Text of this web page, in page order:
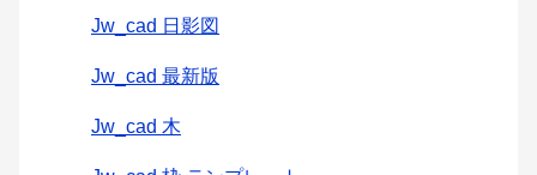
Jw_cad 日影図
Jw_cad 最新版
Jw_cad 木